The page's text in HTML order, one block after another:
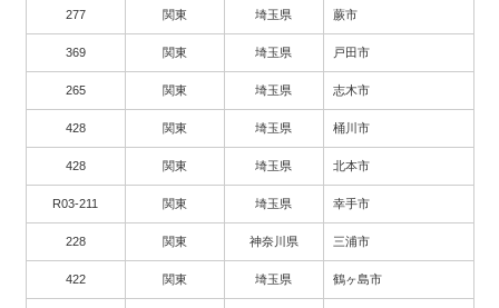
277 関東 埼玉県 蕨市
369 関東 埼玉県 戸田市
265 関東 埼玉県 志木市
428 関東 埼玉県 桶川市
428 関東 埼玉県 北本市
R03-211 関東 埼玉県 幸手市
228 関東 神奈川県 三浦市
422 関東 埼玉県 鶴ヶ島市